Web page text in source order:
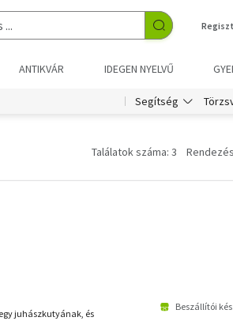
ANTIKVÁR IDEGEN NYELVŰ
Segítség
Találatok száma: 3
juhászkutyának, és
Beszállítói